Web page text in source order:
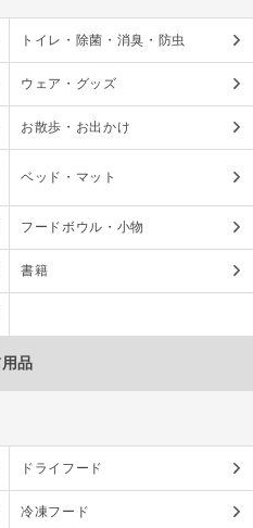
トイレ・除菌・消臭・防虫
ウェア・グッズ
お散歩・お出かけ
ベッド・マット
フードボウル・小物
書籍
品
ドライフード
冷凍フード